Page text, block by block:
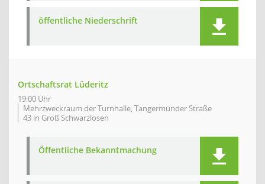
öffentliche Niederschrift
Ortschaftsrat Lüderitz
19:00 Uhr
Mehrzweckraum der Turnhalle, Tangermünder Straße
43 in Groß Schwarzlosen
Öffentliche Bekanntmachung